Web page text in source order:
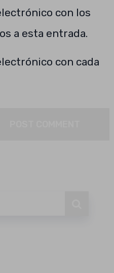
con los
a esta entrada.
con cada